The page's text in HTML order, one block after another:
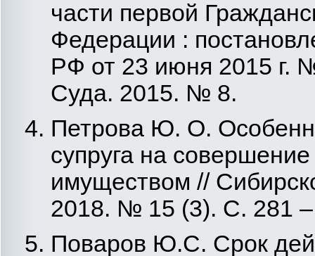
части первой
Федерации :
РФ от 23 июня 2015 г.
Суда. 2015. № 8.
Петрова Ю. О.
супруга на
имуществом //
2018. № 15 (3). С. 281
Поваров Ю.С. Срок